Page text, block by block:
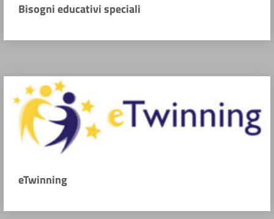
Bisogni educativi speciali
eTwinning